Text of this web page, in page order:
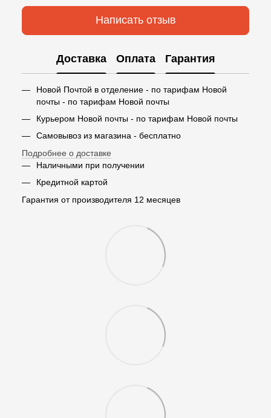
Написать отзыв
Доставка Оплата Гарантия
Новой Почтой в отделение - по тарифам Новой
почты - по тарифам Новой почты
Курьером Новой почты - по тарифам Новой почты
Самовывоз из магазина - бесплатно
Подробнее о доставке
Наличными при получении
Кредитной картой
Гарантия от производителя 12 месяцев